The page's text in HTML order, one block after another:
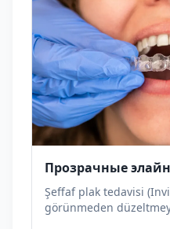
Прозрачные
Şeffaf plak tedavisi
görünmeden